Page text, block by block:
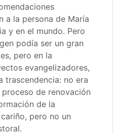
a la persona de María
y en el mundo. Pero
podía ser un gran
pero en la
evangelizadores,
trascendencia: no era
de renovación
de la
pero no un